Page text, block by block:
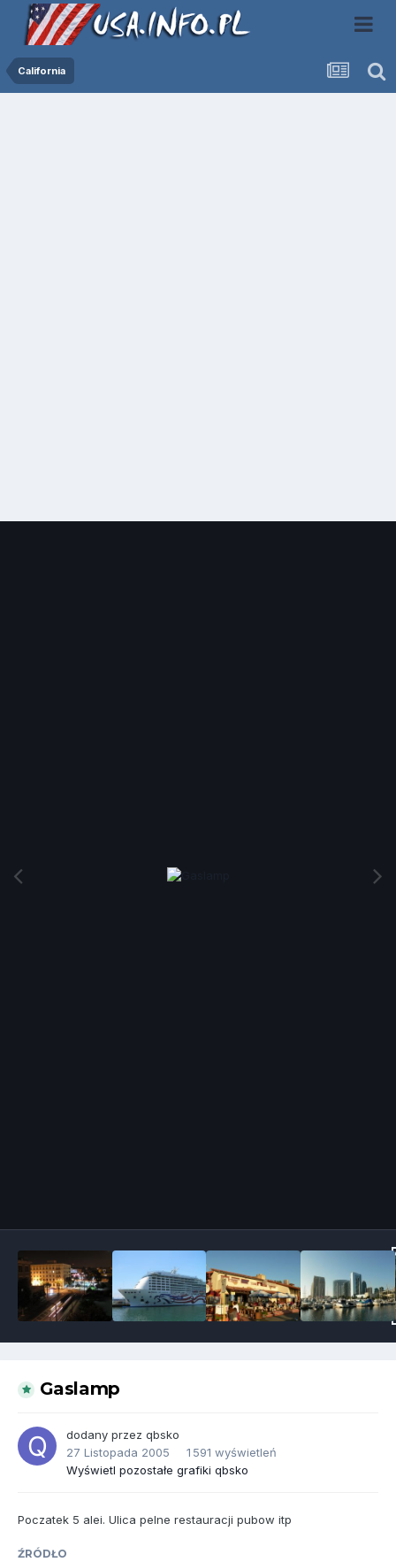
California
Gaslamp
dodany przez qbsko
27 Listopada 2005
1 591 wyświetleń
Wyświetl pozostałe grafiki qbsko
Poczatek 5 alei. Ulica pelne restauracji pubow itp
ŹRÓDŁO